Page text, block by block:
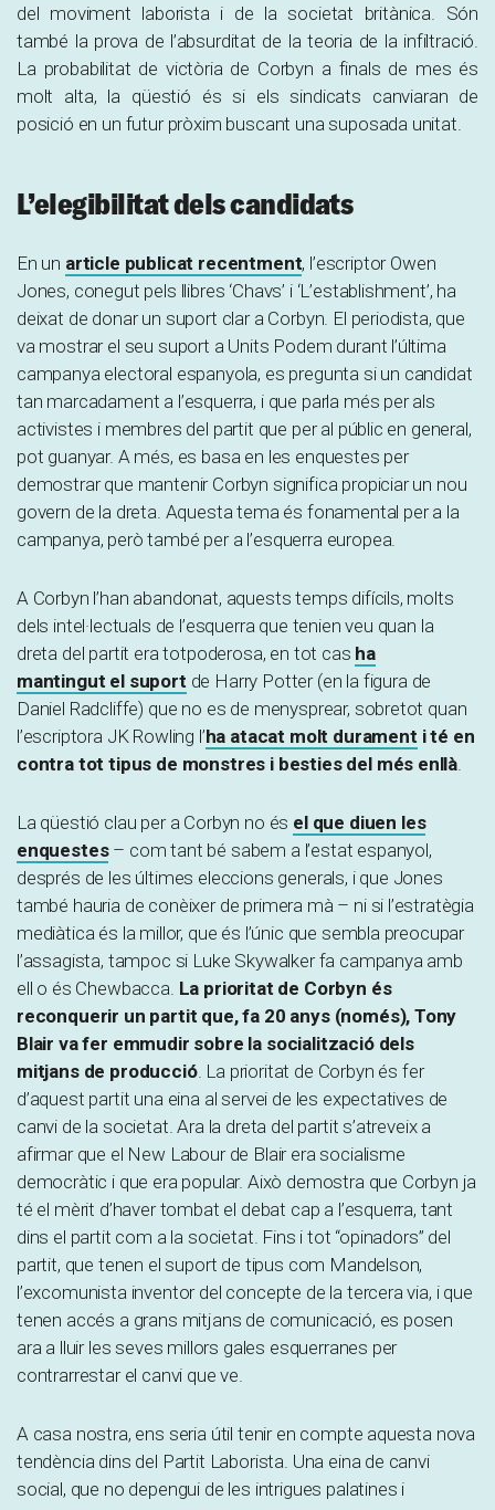
del moviment laborista i de la societat britànica. Són
també la prova de l’absurditat de la teoria de la infiltració.
La probabilitat de victòria de Corbyn a finals de mes és
molt alta, la qüestió és si els sindicats canviaran de
posició en un futur pròxim buscant una suposada unitat.
L’elegibilitat dels candidats
En un article publicat recentment, l’escriptor Owen
Jones, conegut pels llibres ‘Chavs’ i ‘L’establishment’, ha
deixat de donar un suport clar a Corbyn. El periodista, que
va mostrar el seu suport a Units Podem durant l’última
campanya electoral espanyola, es pregunta si un candidat
tan marcadament a l’esquerra, i que parla més per als
activistes i membres del partit que per al públic en general,
pot guanyar. A més, es basa en les enquestes per
demostrar que mantenir Corbyn significa propiciar un nou
govern de la dreta. Aquesta tema és fonamental per a la
campanya, però també per a l’esquerra europea.
A Corbyn l’han abandonat, aquests temps difícils, molts
dels intel·lectuals de l’esquerra que tenien veu quan la
dreta del partit era totpoderosa, en tot cas ha
mantingut el suport de Harry Potter (en la figura de
Daniel Radcliffe) que no es de menysprear, sobretot quan
l’escriptora JK Rowling l’ha atacat molt durament i té en
contra tot tipus de monstres i besties del més enllà
La qüestió clau per a Corbyn no és el que diuen les
enquestes– com tant bé sabem a l’estat espanyol,
després de les últimes eleccions generals, i que Jones
també hauria de conèixer de primera mà – ni si l’estratègia
mediàtica és la millor, que és l’únic que sembla preocupar
l’assagista, tampoc si Luke Skywalker fa campanya amb
ell o és Chewbacca. La prioritat de Corbyn és
reconquerir un partit que, fa 20 anys (només), Tony
Blair va fer emmudir sobre la socialització dels
mitjans de producció. La prioritat de Corbyn és fer
d’aquest partit una eina al servei de les expectatives de
canvi de la societat. Ara la dreta del partit s’atreveix a
afirmar que el New Labour de Blair era socialisme
democràtic i que era popular. Això demostra que Corbyn ja
té el mèrit d’haver tombat el debat cap a l’esquerra, tant
dins el partit com a la societat. Fins i tot “opinadors” del
partit, que tenen el suport de tipus com Mandelson,
l’excomunista inventor del concepte de la tercera via, i que
tenen accés a grans mitjans de comunicació, es posen
ara a lluir les seves millors gales esquerranes per
contrarrestar el canvi que ve.
A casa nostra, ens seria útil tenir en compte aquesta nova
tendència dins del Partit Laborista. Una eina de canvi
social, que no depengui de les intrigues palatines i